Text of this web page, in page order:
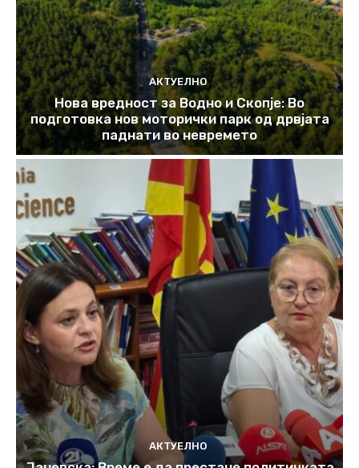
АКТУЕЛНО
Нова вредност за Водно и Скопје: Во
подготовка нов моторички парк од дрвјата
паднати во невремето
АКТУЕЛНО